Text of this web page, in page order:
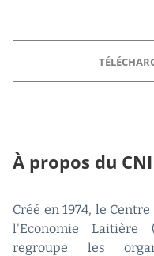
À propos du
Créé en 1974, le
l'Economie Laitière
regroupe les